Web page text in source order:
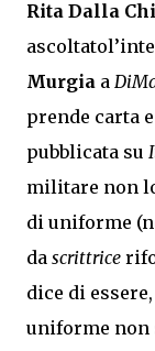
Rita Dalla
Murgia a
prende carta
pubblicata su
militare non
di uniforme
da scrittrice
dice di
uniforme non